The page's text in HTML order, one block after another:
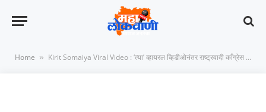
Home » Kirit Somaiya Viral Video : ‘त्या’ व्हायरल व्हिडीओनंतर राष्ट्रवादी काँग्रेस किरीट सोमय्यांना कपडे भेट देणार.!